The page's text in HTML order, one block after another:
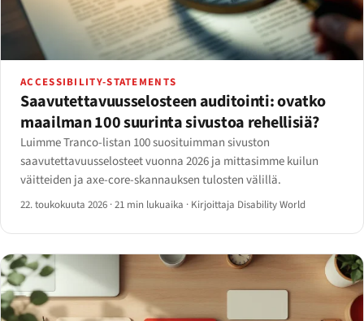
ACCESSIBILITY-STATEMENTS
Saavutettavuusselosteen auditointi: ovatko
maailman 100 suurinta sivustoa rehellisiä?
Luimme Tranco-listan 100 suosituimman sivuston
saavutettavuusselosteet vuonna 2026 ja mittasimme kuilun
väitteiden ja axe-core-skannauksen tulosten välillä.
22. toukokuuta 2026 ·21 min lukuaika · Kirjoittaja Disability World